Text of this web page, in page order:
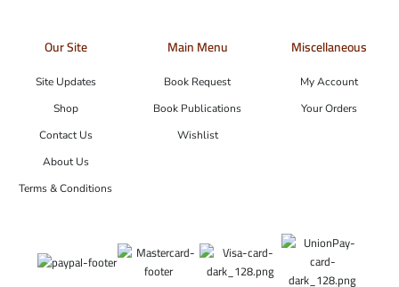
Our Site
Site Updates
Shop
Contact Us
About Us
Terms & Conditions
Main Menu
Book Request
Book Publications
Wishlist
Miscellaneous
My Account
Your Orders